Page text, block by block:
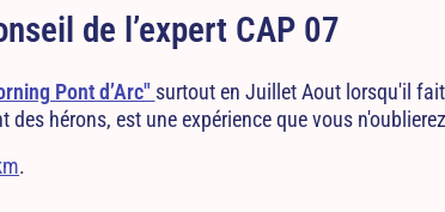
de l’expert CAP 07
Pont d’Arc" surtout en Juillet Aout lorsqu'il
des hérons, est une expérience que vous
.